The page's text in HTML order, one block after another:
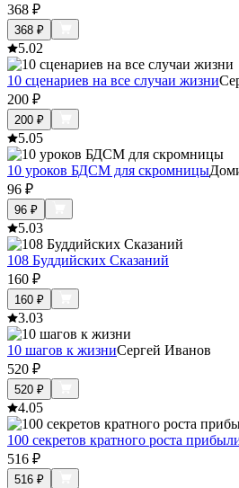
368 ₽
368 ₽
5.02
10 сценариев на все случаи жизни
200 ₽
200 ₽
5.05
10 уроков БДСМ для скромницы
96 ₽
96 ₽
5.03
108 Буддийских Сказаний
160 ₽
160 ₽
3.03
10 шагов к жизниСергей Иванов
520 ₽
520 ₽
4.05
100 секретов кратного роста
516 ₽
516 ₽